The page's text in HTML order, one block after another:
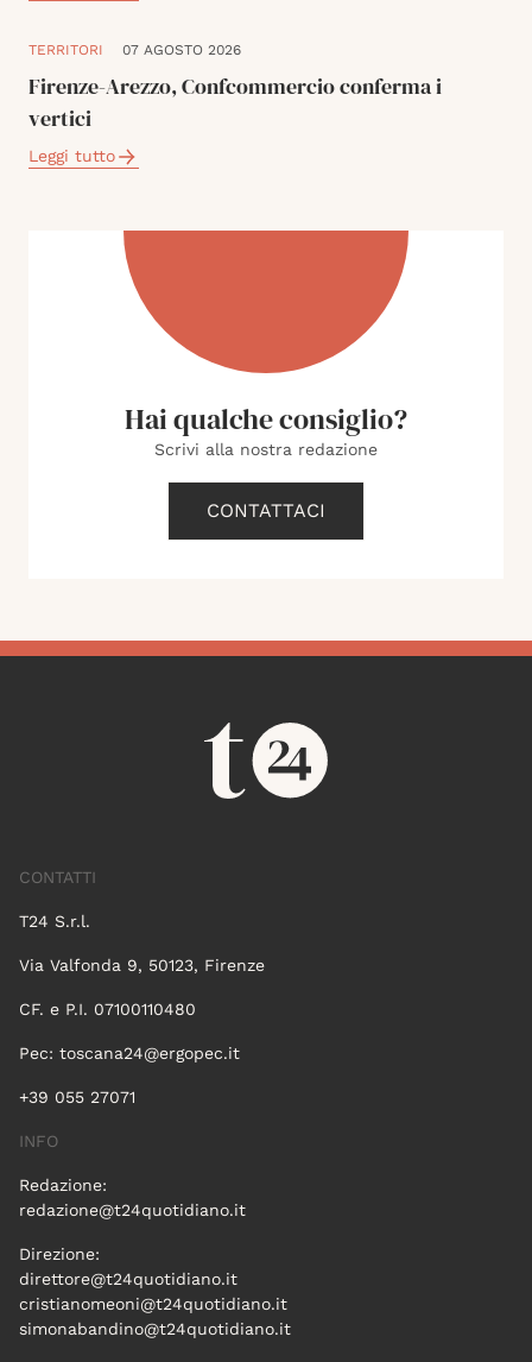
TERRITORI 07 AGOSTO 2026
Firenze-Arezzo, Confcommercio conferma i
vertici
Leggi tutto
Hai qualche consiglio?
Scrivi alla nostra redazione
CONTATTACI
CONTATTI
T24 S.r.l.
Via Valfonda 9, 50123, Firenze
CF. e P.I. 07100110480
Pec: toscana24@ergopec.it
+39 055 27071
INFO
Redazione:
redazione@t24quotidiano.it
Direzione:
direttore@t24quotidiano.it
cristianomeoni@t24quotidiano.it
simonabandino@t24quotidiano.it